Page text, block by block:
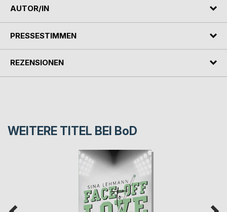
AUTOR/IN
PRESSESTIMMEN
REZENSIONEN
WEITERE TITEL BEI BoD